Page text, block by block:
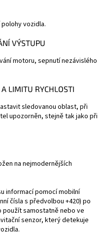
polohy vozidla.
VÝSTUPU
motoru, sepnutí nezávislého
LIMITU RYCHLOSTI
sledovanou oblast, při
upozorněn, stejně tak jako při
na nejmodernějších
informací pomocí mobilní
čísla s předvolbou +420) po
použít samostatně nebo ve
senzor, který detekuje